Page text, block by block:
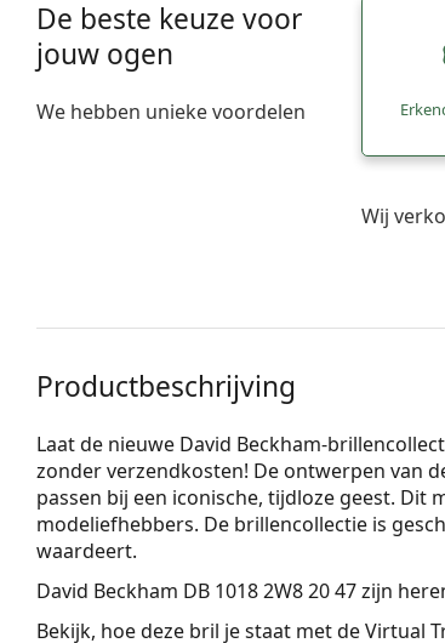
De beste keuze voor
jouw ogen
We hebben unieke voordelen
Wij
Productbeschrijving
Laat de nieuwe David Beckham-
zonder verzendkosten! De ontwerpen van
passen bij een iconische, tijdloze geest. Dit
modeliefhebbers. De brillencollectie is
waardeert.
David Beckham DB 1018 2W8 20 47zijn
Bekijk, hoe deze bril je staat met de Virtual